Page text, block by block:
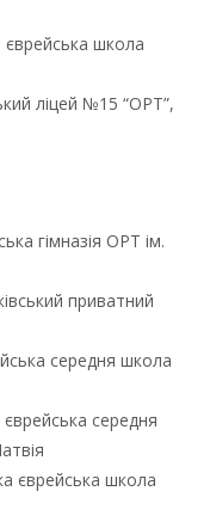
єврейська школа
ліцей №15 “ОРТ”,
гімназія ОРТ ім.
приватний
середня школа
середня
єврейська школа